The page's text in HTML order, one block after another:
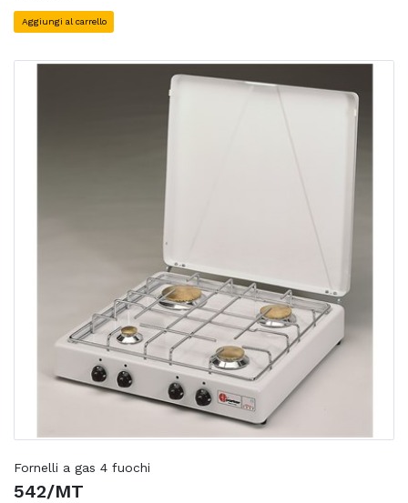
Aggiungi al carrello
Fornelli a gas 4 fuochi
542/MT